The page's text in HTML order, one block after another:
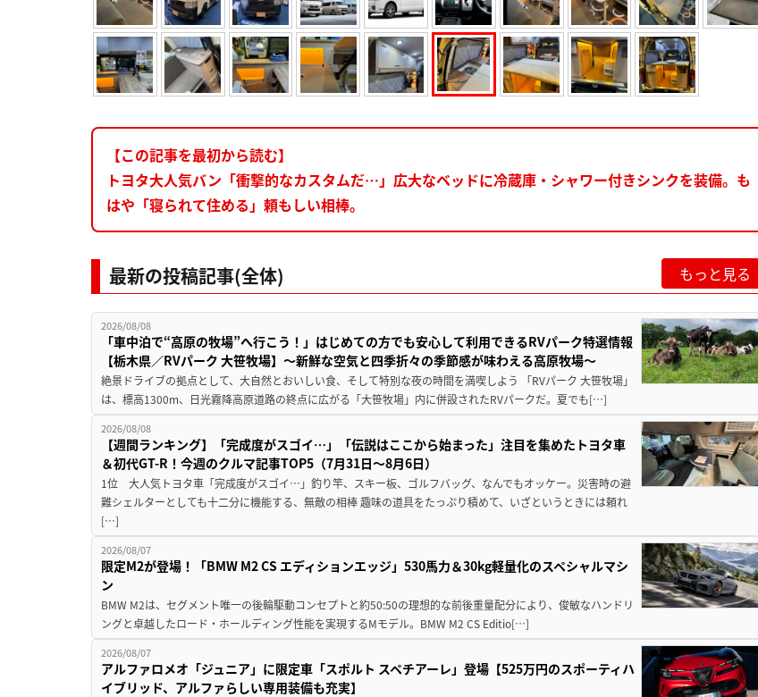
【この記事を最初から読む】
トヨタ大人気バン「衝撃的なカスタムだ…」広大なベッドに冷蔵庫・シャワー付きシンクを装備。も
はや「寝られて住める」頼もしい相棒。
最新の投稿記事(全体) もっと見る
2026/08/08
「車中泊で“高原の牧場”へ行こう！」はじめての方でも安心して利用できるRVパーク特選情報
【栃木県／RVパーク 大笹牧場】～新鮮な空気と四季折々の季節感が味わえる高原牧場～
絶景ドライブの拠点として、大自然とおいしい食、そして特別な夜の時間を満喫しよう 「RVパーク 大笹牧場」
は、標高1300m、日光霧降高原道路の終点に広がる「大笹牧場」内に併設されたRVパークだ。夏でも[…]
2026/08/08
【週間ランキング】「完成度がスゴイ…」「伝説はここから始まった」注目を集めたトヨタ車
＆初代GT-R！今週のクルマ記事TOP5（7月31日〜8月6日）
1位 大人気トヨタ車「完成度がスゴイ…」釣り竿、スキー板、ゴルフバッグ、なんでもオッケー。災害時の避
難シェルターとしても十二分に機能する、無敵の相棒 趣味の道具をたっぷり積めて、いざというときには頼れ
[…]
2026/08/07
限定M2が登場！「BMW M2 CS エディションエッジ」530馬力＆30kg軽量化のスペシャルマシ
ン
BMW M2は、セグメント唯一の後輪駆動コンセプトと約50:50の理想的な前後重量配分により、俊敏なハンドリ
ングと卓越したロード・ホールディング性能を実現するMモデル。BMW M2 CS Editio[…]
2026/08/07
アルファロメオ「ジュニア」に限定車「スポルト スペチアーレ」登場【525万円のスポーティハ
イブリッド、アルファらしい専用装備も充実】